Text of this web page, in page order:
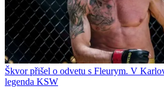
Škvor přišel o odvetu s Fleurym. V
legenda KSW